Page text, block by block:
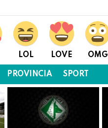
LOL LOVE OMG
PROVINCIA SPORT